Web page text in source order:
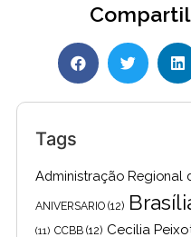
Tags
Administração Regional
ANIVERSARIO (12)
(11) CCBB (12) Cecilia